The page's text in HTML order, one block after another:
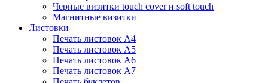
Черные визитки touch cover и soft touch
Магнитные визитки
Листовки
Печать листовок А4
Печать листовок А5
Печать листовок А6
Печать листовок А7